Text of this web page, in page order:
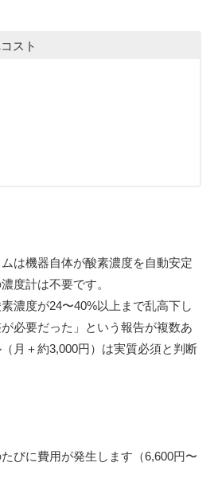
スト
は機器自体が酸素濃度を自動安定
度計は不要です。
濃度が24〜40%以上まで乱高下し
必要だった」という報告が複数あ
月＋約3,000円）は実質必須と判断
びに費用が発生します（6,600円〜